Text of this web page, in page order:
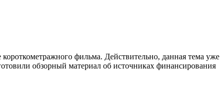
фильма. Действительно, данная тема уже
обзорный материал об источниках финансирования